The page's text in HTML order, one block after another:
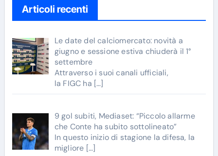
Articoli recenti
Le date del calciomercato: novità a
giugno e sessione estiva chiuderà il 1°
settembre
Attraverso i suoi canali ufficiali,
la FIGC ha […]
9 gol subiti, Mediaset: “Piccolo allarme
che Conte ha subito sottolineato”
In questo inizio di stagione la difesa, la
migliore […]